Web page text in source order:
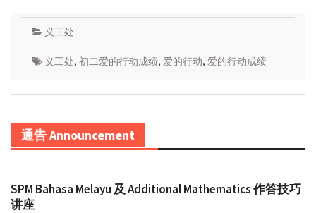
义工处
义工处, 初二爱的行动成绩, 爱的行动, 爱的行动成绩
通告 Announcement
SPM Bahasa Melayu 及 Additional Mathematics 作答技巧
讲座